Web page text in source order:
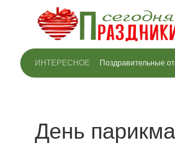
ИНТЕРЕСНОЕ Поздравительные
День